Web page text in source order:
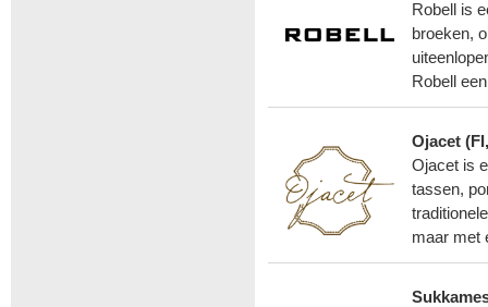
Robell is
broeken,
Robell
Ojacet
Ojacet is
tassen,
maar met